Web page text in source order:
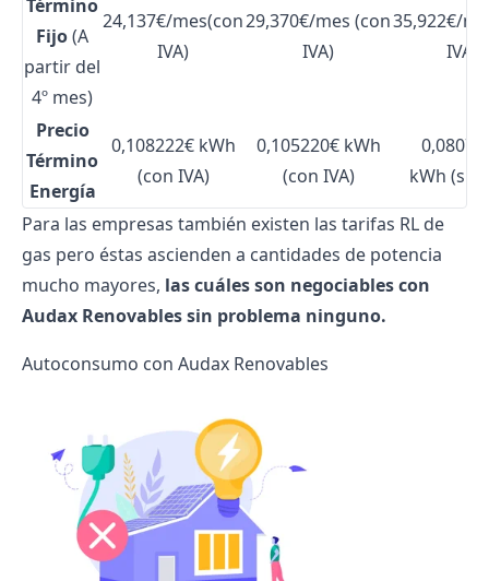
Término
Fijo(A
partir del
4º mes)
24,137€/mes(con
IVA)
29,370€/mes (con
IVA)
35,922€/
IVA)
Precio
Término
Energía
0,108222€ kWh
(con IVA)
0,105220€ kWh
(con IVA)
kWh (sin
Para las empresas también existen las tarifas RL de
gas pero éstas ascienden a cantidades de potencia
mucho mayores, las cuáles son negociables con
Audax Renovables sin problema ninguno.
Autoconsumo con Audax Renovables